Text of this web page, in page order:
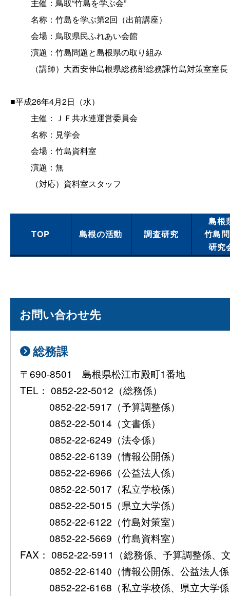
主催：鳥取“竹島を学ぶ会”
名称：竹島を学ぶ第2回（出前講座）
会場：鳥取県民ふれあい会館
演題：竹島問題と島根県の取り組み
（講師）大西安伸島根県総務部総務課竹島対策室室長
■平成26年4月2日（水）
主催：ＪＦ共水連運営委員会
名称：見学会
会場：竹島資料室
演題：無
（対応）資料室スタッフ
TOP 島根の活動 調査研究
島根
竹島
研究
お問い合わせ先
総務課
〒690-8501 島根県松江市殿町1番地
TEL： 0852-22-5012（総務係）
0852-22-5917（予算調整係）
0852-22-5014（文書係）
0852-22-6249（法令係）
0852-22-6139（情報公開係）
0852-22-6966（公益法人係）
0852-22-5017（私立学校係）
0852-22-5015（県立大学係）
0852-22-6122（竹島対策室）
0852-22-5669（竹島資料室）
FAX： 0852-22-5911（総務係、予算調整係、
0852-22-6140（情報公開係、公益法人
0852-22-6168（私立学校係、県立大学